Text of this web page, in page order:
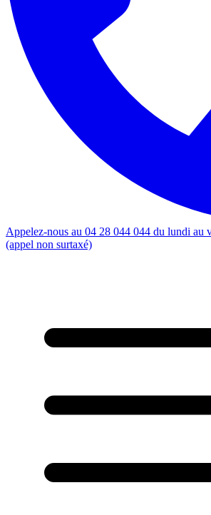
Appelez-nous au 04 28 044 044 du lundi au
(appel non surtaxé)